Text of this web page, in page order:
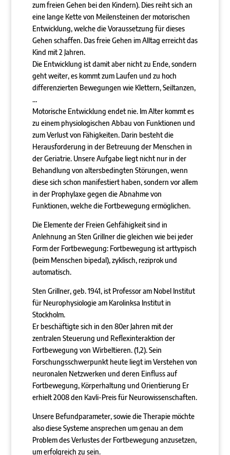
zum freien Gehen bei den Kindern). Dies reiht sich an
eine lange Kette von Meilensteinen der motorischen
Entwicklung, welche die Voraussetzung für dieses
Gehen schaffen. Das freie Gehen im Alltag erreicht das
Kind mit 2 Jahren.
Die Entwicklung ist damit aber nicht zu Ende, sondern
geht weiter, es kommt zum Laufen und zu hoch
differenzierten Bewegungen wie Klettern, Seiltanzen,
…
Motorische Entwicklung endet nie. Im Alter kommt es
zu einem physiologischen Abbau von Funktionen und
zum Verlust von Fähigkeiten. Darin besteht die
Herausforderung in der Betreuung der Menschen in
der Geriatrie. Unsere Aufgabe liegt nicht nur in der
Behandlung von altersbedingten Störungen, wenn
diese sich schon manifestiert haben, sondern vor allem
in der Prophylaxe gegen die Abnahme von
Funktionen, welche die Fortbewegung ermöglichen.
Die Elemente der Freien Gehfähigkeit sind in
Anlehnung an Sten Grillner die gleichen wie bei jeder
Form der Fortbewegung: Fortbewegung ist arttypisch
(beim Menschen bipedal), zyklisch, reziprok und
automatisch.
Sten Grillner, geb. 1941, ist Professor am Nobel Institut
für Neurophysiologie am Karolinksa Institut in
Stockholm.
Er beschäftigte sich in den 80er Jahren mit der
zentralen Steuerung und Reflexinteraktion der
Fortbewegung von Wirbeltieren. (1,2). Sein
Forschungsschwerpunkt heute liegt im Verstehen von
neuronalen Netzwerken und deren Einfluss auf
Fortbewegung, Körperhaltung und Orientierung Er
erhielt 2008 den Kavli-Preis für Neurowissenschaften.
Unsere Befundparameter, sowie die Therapie möchte
also diese Systeme ansprechen um genau an dem
Problem des Verlustes der Fortbewegung anzusetzen,
um erfolgreich zu sein.